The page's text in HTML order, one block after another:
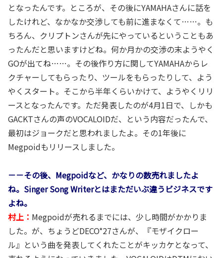
となったんです。ところが、その後にYAMAHAさんに話を
したけれど、なかなか交渉しても前に進まなくて……。も
ちろん、クリプトンさんが先にやっているということもあ
ったんだと思いますけどね。何か月かの交渉の末ようやく
GOが出てね……。その後作り方に関してYAMAHAからレ
クチャーしてもらったり、ツールをもらったりして、よう
やくスタート。そこから半年くらいかけて、ようやくリリ
ースとなったんです。ただ発表したのが4月1日で、しかも
GACKTさんの声のVOCALOIDだ、という内容だったんで、
最初はジョークだと思われましたよ。その1年後に
Megpoidもリリースしました。
－－その後、Megpoidなど、かなりの数売れましたよ
ね。Singer Song Writerとはまただいぶ違うビジネスです
よね。
村上： Megpoidが売れるまでには、少し時間がかかりま
した。が、ちょうどDECO*27さんが、『モザイクロー
ル』という曲を発表してくれたことがキッカケとなって、